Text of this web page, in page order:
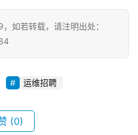
如若转载，请注明出处：
运维招聘
(0)